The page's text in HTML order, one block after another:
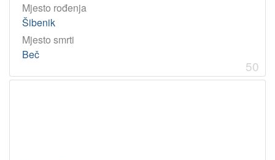
Mjesto rođenja
Šibenik
Mjesto smrti
Beč
50